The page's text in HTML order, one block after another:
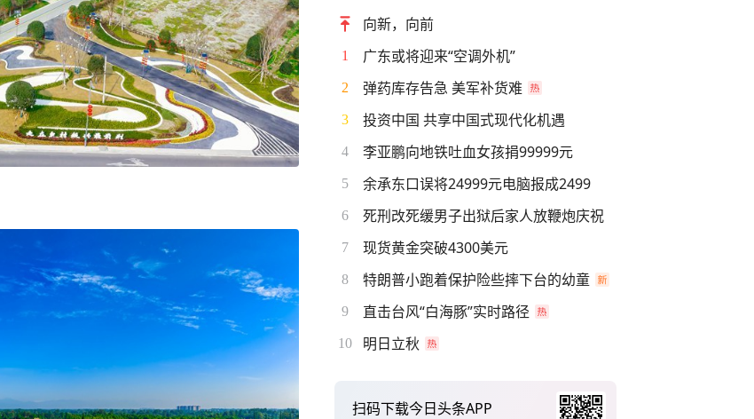
向新，向前
1 广东或将迎来“空调外机”
2 弹药库存告急 美军补货难
3 投资中国 共享中国式现代化机遇
4 李亚鹏向地铁吐血女孩捐99999元
5 余承东口误将24999元电脑报成2499
6 死刑改死缓男子出狱后家人放鞭炮庆祝
7 现货黄金突破4300美元
8 特朗普小跑着保护险些摔下台的幼童
9 直击台风“白海豚”实时路径
10 明日立秋
扫码下载今日头条APP